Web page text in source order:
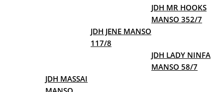
JDH MR HOOKS
MANSO 352/7
JDH JENE MANSO
117/8
JDH LADY NINFA
MANSO 58/7
JDH MASSAI